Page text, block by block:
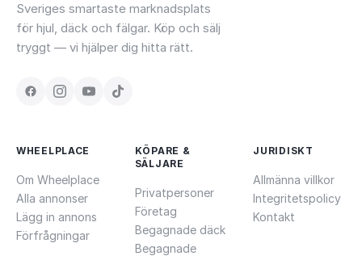
Sveriges smartaste marknadsplats
för hjul, däck och fälgar. Köp och sälj
tryggt — vi hjälper dig hitta rätt.
WHEELPLACE
Om Wheelplace
Alla annonser
Lägg in annons
Förfrågningar
KÖPARE &
SÄLJARE
Privatpersoner
Företag
Begagnade däck
Begagnade
JURIDISKT
Allmänna villkor
Integritetspolicy
Kontakt